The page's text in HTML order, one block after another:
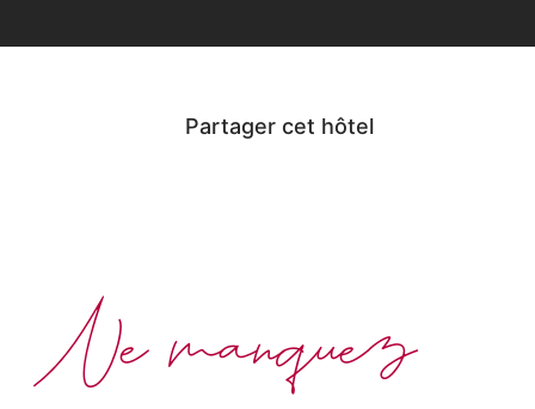
Partager cet hôtel
Ne manquez